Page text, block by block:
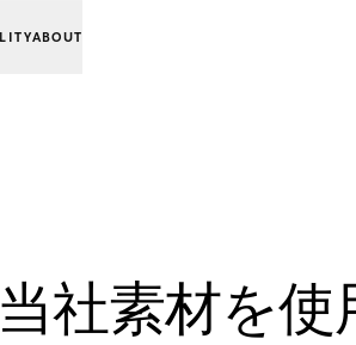
ABOUT
社素材を